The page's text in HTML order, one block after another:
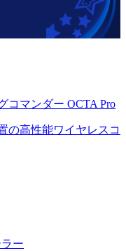
コマンダー OCTA Pro
の高性能ワイヤレスコ
ー